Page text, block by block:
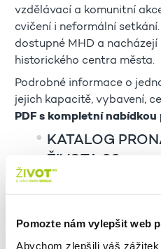
Pomozte nám vylepšit web
Abychom zlepšili váš zážitek
vzdělávací a komunitní
cvičení i neformální
dostupné MHD a
historického centra města.
Podrobné informace o
jejich kapacitě, vybavení,
PDF s kompletní
KATALOG
ŽIVOTA 90
V případě zájmu
nabídku podle vašich
Multifunkční sál